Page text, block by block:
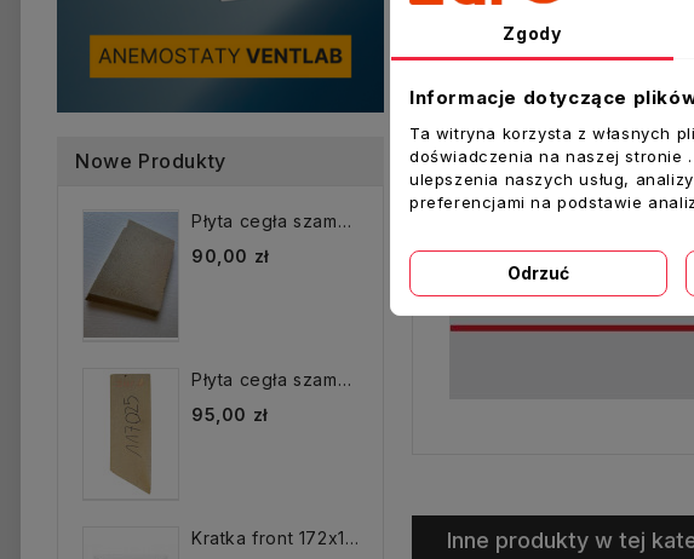
Nowe Produkty
Płyta cegła szamotowa...
90,00 zł
Płyta cegła szamotowa...
95,00 zł
Kratka front 172x172 mm...
Inne produkty w tej
Zgody
Informacje dotyczące
Ta witryna korzysta z własnych
doświadczenia na naszej stronie
ulepszenia naszych usług,
preferencjami na podstawie
Odrzuć